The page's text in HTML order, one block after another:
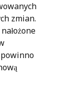
zmian.